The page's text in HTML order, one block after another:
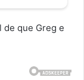
de que Greg e